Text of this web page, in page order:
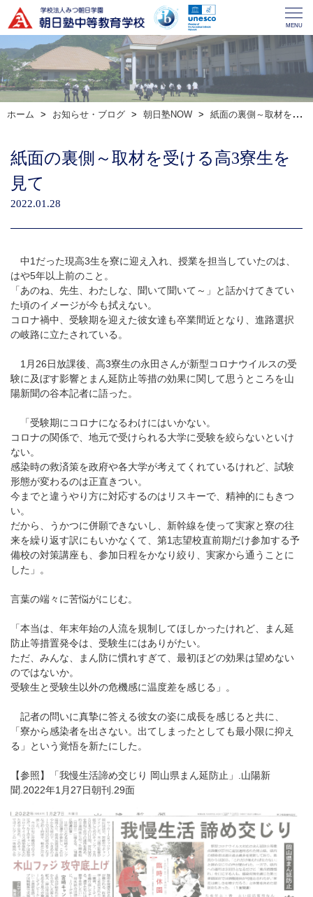
MENU
ホーム お知らせ・ブログ 朝日塾NOW 紙面の裏側～取材を受ける高3寮生を見て
紙面の裏側～取材を受ける高3寮生を
見て
2022.01.28
中1だった現高3生を寮に迎え入れ、授業を担当していたのは、
はや5年以上前のこと。
「あのね、先生、わたしな、聞いて聞いて～」と話かけてきてい
た頃のイメージが今も拭えない。
コロナ禍中、受験期を迎えた彼女達も卒業間近となり、進路選択
の岐路に立たされている。
1月26日放課後、高3寮生の永田さんが新型コロナウイルスの受
験に及ぼす影響とまん延防止等措の効果に関して思うところを山
陽新聞の谷本記者に語った。
「受験期にコロナになるわけにはいかない。
コロナの関係で、地元で受けられる大学に受験を絞らないといけ
ない。
感染時の救済策を政府や各大学が考えてくれているけれど、試験
形態が変わるのは正直きつい。
今までと違うやり方に対応するのはリスキーで、精神的にもきつ
い。
だから、うかつに併願できないし、新幹線を使って実家と寮の往
来を繰り返す訳にもいかなくて、第1志望校直前期だけ参加する予
備校の対策講座も、参加日程をかなり絞り、実家から通うことに
した」。
言葉の端々に苦悩がにじむ。
「本当は、年末年始の人流を規制してほしかったけれど、まん延
防止等措置発令は、受験生にはありがたい。
ただ、みんな、まん防に慣れすぎて、最初ほどの効果は望めない
のではないか。
受験生と受験生以外の危機感に温度差を感じる」。
記者の問いに真摯に答える彼女の姿に成長を感じると共に、
「寮から感染者を出さない。出てしまったとしても最小限に抑え
る」という覚悟を新たにした。
【参照】「我慢生活諦め交じり 岡山県まん延防止」.山陽新
聞.2022年1月27日朝刊.29面